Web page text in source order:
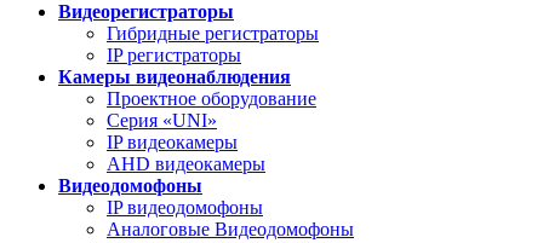
Видеорегистраторы
Гибридные регистраторы
IP регистраторы
Камеры видеонаблюдения
Проектное оборудование
Серия «UNI»
IP видеокамеры
AHD видеокамеры
Видеодомофоны
IP видеодомофоны
Аналоговые Видеодомофоны